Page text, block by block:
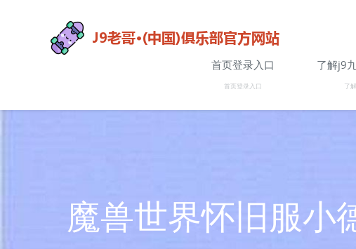
首页登录入口
首页登录入口
了解j9
了
魔兽世界怀旧服小